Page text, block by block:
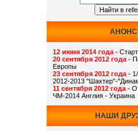
АНОНС
12 июня 2014 года -
20 сентября 2012 года -
Европы
23 сентября 2012 года -
2012-2013 "Шахтер"-
11 сентября 2012 года -
ЧМ-2014 Англия - Украина
НАШИ